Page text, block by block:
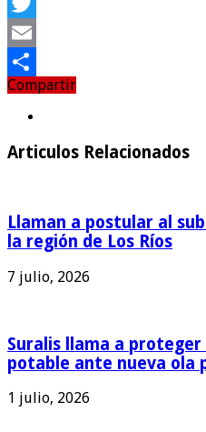
Twitter
Email
Compartir
Compartir
Articulos Relacionados
Llaman a postular al
la región de Los Ríos
7 julio, 2026
Suralis llama a
potable ante nueva ola
1 julio, 2026